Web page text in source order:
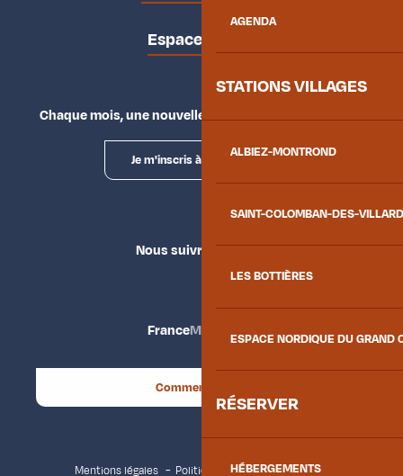
AGENDA
STATIONS VILLAGES
ALBIEZ-MONTROND
SAINT-COLOMBAN-DES-
LES BOTTIÈRES
ESPACE NORDIQUE DU GRAND
RÉSERVER
HÉBERGEMENTS
Espace presse
Chaque mois, une nouvelle façon d'explorer la vallée.
Je m'inscris à la newsletter
Nous suivre
FranceMaurienne
Comment venir ?
Mentions légales Politique de confidentialité